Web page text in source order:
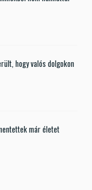
hogy valós dolgokon
már életet